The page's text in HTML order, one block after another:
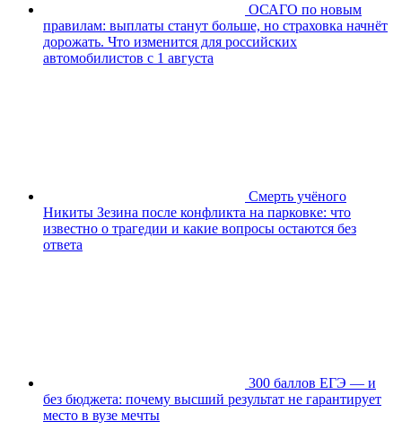
ОСАГО по новым
правилам: выплаты станут больше, но страховка начнёт
дорожать. Что изменится для российских
автомобилистов с 1 августа
Смерть учёного
Никиты Зезина после конфликта на парковке: что
известно о трагедии и какие вопросы остаются без
ответа
300 баллов ЕГЭ — и
без бюджета: почему высший результат не гарантирует
место в вузе мечты